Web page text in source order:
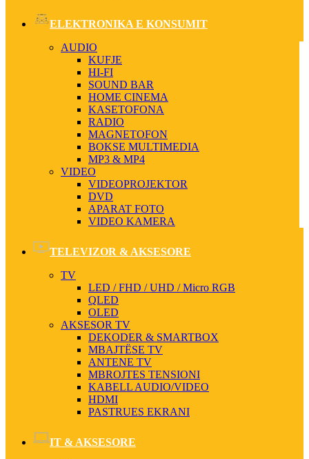
ELEKTRONIKA E KONSUMIT
AUDIO
KUFJE
HI-FI
SOUND BAR
HOME CINEMA
KASETOFONA
RADIO
MAGNETOFON
BOKSE MULTIMEDIA
MP3 & MP4
VIDEO
VIDEOPROJEKTOR
DVD
APARAT FOTO
VIDEO KAMERA
TELEVIZOR & AKSESORE
TV
LED / FHD / UHD / Micro RGB
QLED
OLED
AKSESOR TV
DEKODER & SMARTBOX
MBAJTËSE TV
ANTENE TV
MBROJTES TENSIONI
KABELL AUDIO/VIDEO
HDMI
PASTRUES EKRANI
IT & AKSESORE